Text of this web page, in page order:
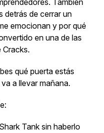
También
detrás de cerrar un
emocionan y por qué
en una de las
Cracks.
qué puerta estás
a llevar mañana.
Tank sin haberlo